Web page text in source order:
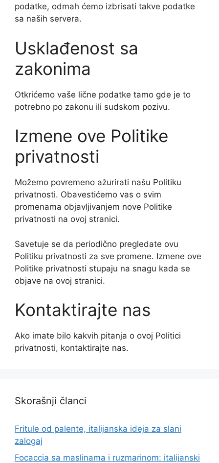
podatke, odmah ćemo izbrisati takve podatke
sa naših servera.
Usklađenost sa
zakonima
Otkrićemo vaše lične podatke tamo gde je to
potrebno po zakonu ili sudskom pozivu.
Izmene ove Politike
privatnosti
Možemo povremeno ažurirati našu Politiku
privatnosti. Obavestićemo vas o svim
promenama objavljivanjem nove Politike
privatnosti na ovoj stranici.
Savetuje se da periodično pregledate ovu
Politiku privatnosti za sve promene. Izmene ove
Politike privatnosti stupaju na snagu kada se
objave na ovoj stranici.
Kontaktirajte nas
Ako imate bilo kakvih pitanja o ovoj Politici
privatnosti, kontaktirajte nas.
Skorašnji članci
Fritule od palente, italijanska ideja za slani
zalogaj
Focaccia sa maslinama i ruzmarinom: italijanski